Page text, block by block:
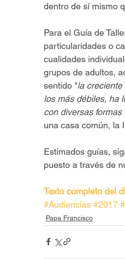
dentro de sí mismo
Para el Guía de
particularidades o
cualidades
grupos de adultos,
sentido "la
los más débiles, ha
con diversas
una casa común, la
Estimados guías,
puesto a través de
Texto completo del
#Audiencias #2017
Papa Francisco